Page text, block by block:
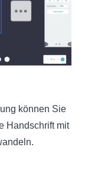
können Sie
Handschrift mit